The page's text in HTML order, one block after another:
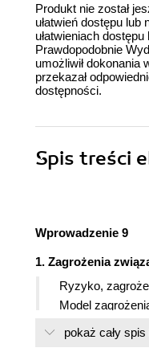
Produkt nie został
ułatwień dostępu
ułatwieniach
Prawdopodobnie
umożliwił dokonania
przekazał
dostępności.
Spis treści
Wprowadzenie 9
1. Zagrożenia
Ryzyko,
Model
Granice
Wielodostępność
pokaż cały